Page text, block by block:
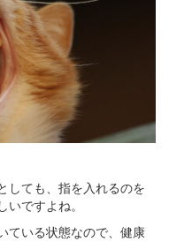
しても、指を入れるのを
ですよね。
ている状態なので、健康